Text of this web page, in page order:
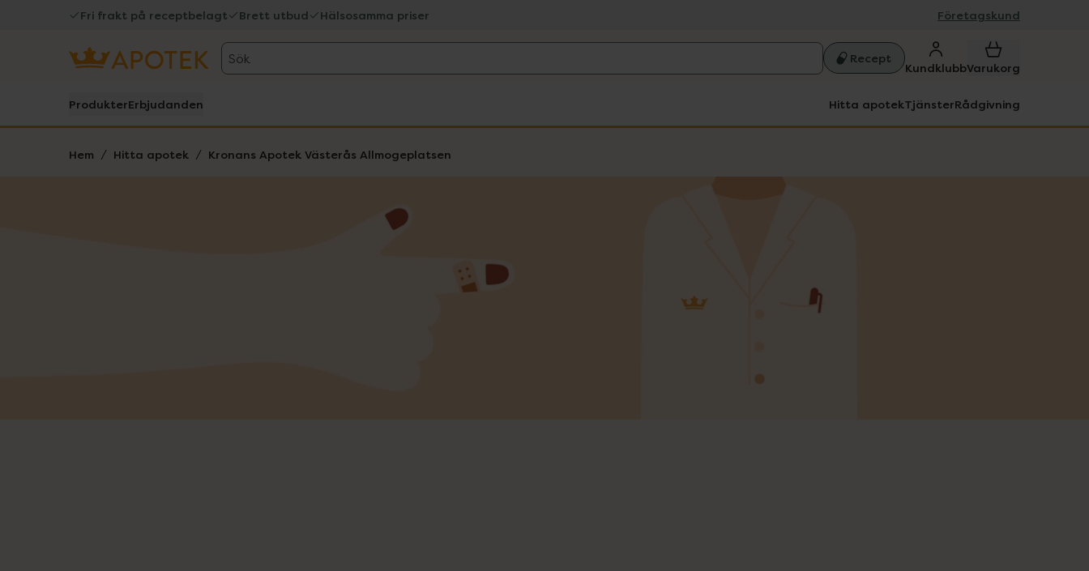
Fri frakt på receptbelagt Brett utbud Hälsosamma priser Företagskund
Sök Recept
KundklubbVarukorg
ProdukterErbjudanden Hitta apotekTjänsterRådgivning
Hem Hitta apotek Kronans Apotek Västerås Allmogeplatsen